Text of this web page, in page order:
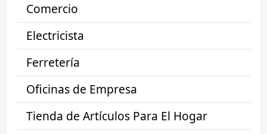
Comercio
Electricista
Ferretería
Oficinas de Empresa
Tienda de Artículos Para El Hogar